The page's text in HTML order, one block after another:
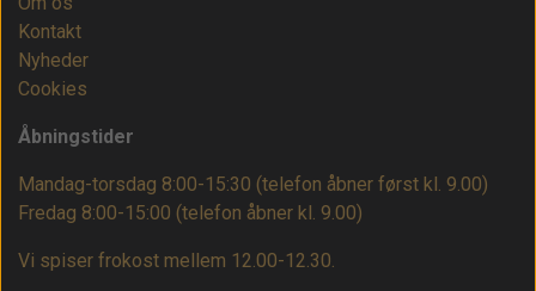
Kontakt
Nyheder
Cookies
Åbningstider
Mandag-torsdag 8:00-15:30 (telefon åbner først kl. 9.00)
Fredag 8:00-15:00 (telefon åbner kl. 9.00)
Vi spiser frokost mellem 12.00-12.30.